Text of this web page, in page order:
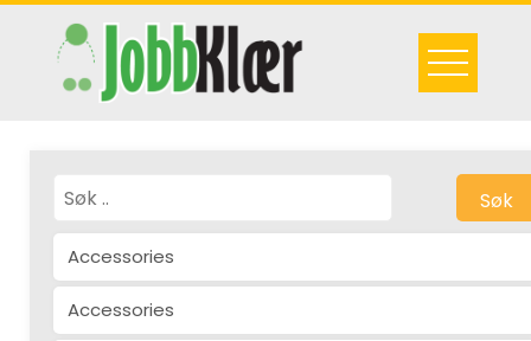
Skip
content
Søk
Accessories
Accessories